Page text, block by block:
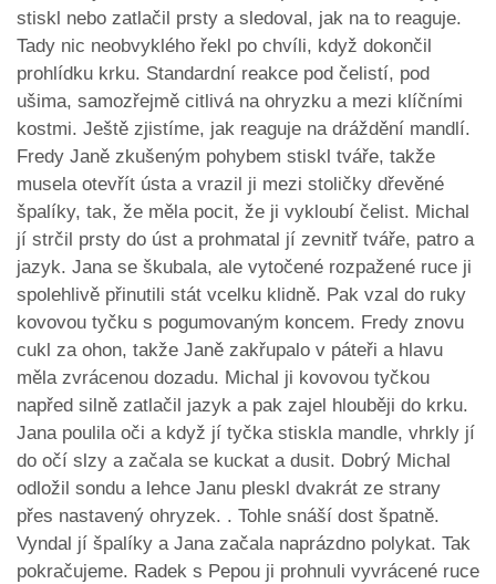
stiskl nebo zatlačil prsty a sledoval, jak na to reaguje.
Tady nic neobvyklého řekl po chvíli, když dokončil
prohlídku krku. Standardní reakce pod čelistí, pod
ušima, samozřejmě citlivá na ohryzku a mezi klíčními
kostmi. Ještě zjistíme, jak reaguje na dráždění mandlí.
Fredy Janě zkušeným pohybem stiskl tváře, takže
musela otevřít ústa a vrazil ji mezi stoličky dřevěné
špalíky, tak, že měla pocit, že ji vykloubí čelist. Michal
jí strčil prsty do úst a prohmatal jí zevnitř tváře, patro a
jazyk. Jana se škubala, ale vytočené rozpažené ruce ji
spolehlivě přinutili stát vcelku klidně. Pak vzal do ruky
kovovou tyčku s pogumovaným koncem. Fredy znovu
cukl za ohon, takže Janě zakřupalo v páteři a hlavu
měla zvrácenou dozadu. Michal ji kovovou tyčkou
napřed silně zatlačil jazyk a pak zajel hlouběji do krku.
Jana poulila oči a když jí tyčka stiskla mandle, vhrkly jí
do očí slzy a začala se kuckat a dusit. Dobrý Michal
odložil sondu a lehce Janu pleskl dvakrát ze strany
přes nastavený ohryzek. . Tohle snáší dost špatně.
Vyndal jí špalíky a Jana začala naprázdno polykat. Tak
pokračujeme. Radek s Pepou ji prohnuli vyvrácené ruce